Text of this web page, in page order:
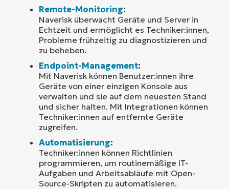
Remote-Monitoring:
Naverisk überwacht Geräte und Server in
Echtzeit und ermöglicht es Techniker:innen,
Probleme frühzeitig zu diagnostizieren und
zu beheben.
Endpoint-Management:
Mit Naverisk können Benutzer:innen ihre
Geräte von einer einzigen Konsole aus
verwalten und sie auf dem neuesten Stand
und sicher halten. Mit Integrationen können
Techniker:innen auf entfernte Geräte
zugreifen.
Automatisierung:
Techniker:innen können Richtlinien
programmieren, um routinemäßige IT-
Aufgaben und Arbeitsabläufe mit Open-
Source-Skripten zu automatisieren.